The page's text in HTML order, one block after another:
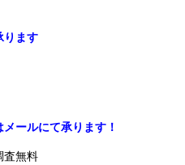
ります
ールにて承ります！
査無料